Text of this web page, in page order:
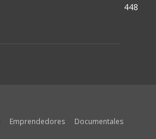
448
Emprendedores
Documentales